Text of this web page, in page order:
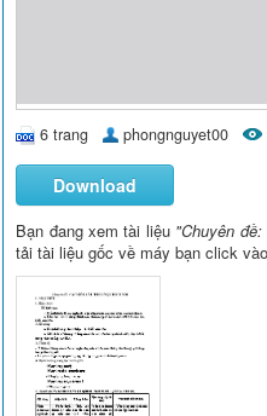
6 trang phongnguyet00
Download
Bạn đang xem tài liệu "Chuyên
tải tài liệu gốc về máy bạn click